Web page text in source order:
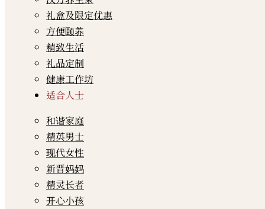
礼盒及限定优惠
方便颐养
精致生活
礼品定制
健康工作坊
适合人士
和谐家庭
精英男士
现代女性
新晋妈妈
精灵长者
开心小孩